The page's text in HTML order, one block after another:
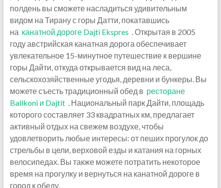
полдень вы сможете насладиться удивительным
видом на Тирану с горы Датти, покатавшись
на канатной дороге Dajti Ekspres . Открытая в 2005
году австрийская канатная дорога обеспечивает
увлекательное 15-минутное путешествие к вершине
горы Дайти, откуда открывается вид на леса,
сельскохозяйственные угодья, деревни и бункеры. Вы
можете съесть традиционный обед в ресторане
Ballkoni и Dajtit. Национальный парк Дайти, площадь
которого составляет 33 квадратных км, предлагает
активный отдых на свежем воздухе, чтобы
удовлетворить любые интересы: от пеших прогулок до
стрельбы в цели, верховой езды и катания на горных
велосипедах. Вы также можете потратить некоторое
время на прогулку и вернуться на канатной дороге в
город к обеду.